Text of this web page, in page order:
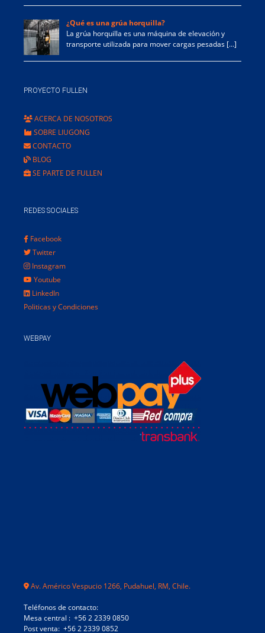
¿Qué es una grúa horquilla?
La grúa horquilla es una máquina de elevación y
transporte utilizada para mover cargas pesadas […]
PROYECTO FULLEN
ACERCA DE NOSOTROS
SOBRE LIUGONG
CONTACTO
BLOG
SE PARTE DE FULLEN
REDES SOCIALES
Facebook
Twitter
Instagram
Youtube
LinkedIn
Politicas y Condiciones
WEBPAY
Av. Américo Vespucio 1266, Pudahuel, RM, Chile.
Teléfonos de contacto:
Mesa central : +56 2 2339 0850
Post venta: +56 2 2339 0852